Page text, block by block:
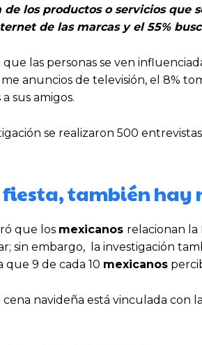
los productos o servicios que
de las marcas y el 55%
que las personas se ven
anuncios de televisión, el 8%
sus amigos.
se realizaron 500
fiesta, también
que los mexicanos relacionan la
sin embargo, la investigación
que 9 de cada 10 mexicanos
cena navideña está vinculada con